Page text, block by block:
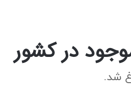
در کشور
شد.